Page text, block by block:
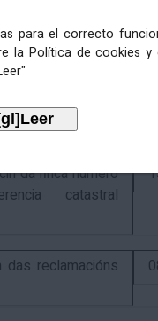
para el correcto
la Política de cookies y
estatais e
recadatoria
da finca número
catastral
das reclamacións